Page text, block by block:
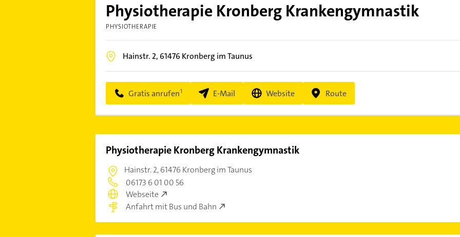
Physiotherapie Kronberg Krankengymnastik
PHYSIOTHERAPIE
Hainstr. 2, 61476Kronberg im Taunus
Gratis anrufen E-Mail Website Route
Physiotherapie Kronberg Krankengymnastik
Hainstr. 2,61476 Kronberg im Taunus
06173 6 01 00 56
Webseite
Anfahrt mit Bus und Bahn